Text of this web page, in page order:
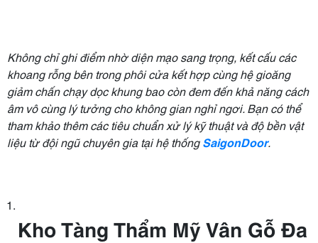
Không chỉ ghi điểm nhờ diện mạo sang trọng, kết cấu các
khoang rỗng bên trong phôi cửa kết hợp cùng hệ gioăng
giảm chấn chạy dọc khung bao còn đem đến khả năng cách
âm vô cùng lý tưởng cho không gian nghỉ ngơi. Bạn có thể
tham khảo thêm các tiêu chuẩn xử lý kỹ thuật và độ bền vật
liệu từ đội ngũ chuyên gia tại hệ thốngSaigonDoor.
Kho Tàng Thẩm Mỹ Vân Gỗ Đa